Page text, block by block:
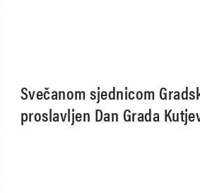
Svečanom sjednicom
proslavljen Dan Grada